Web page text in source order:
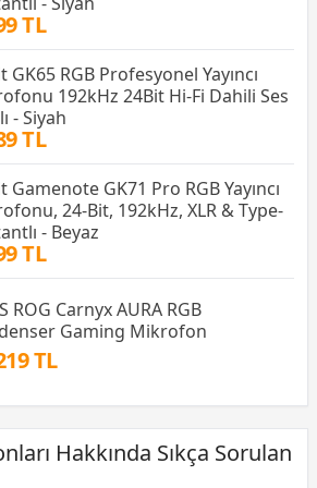
TL
GK65 RGB Profesyonel Yayıncı
192kHz 24Bit Hi-Fi Dahili Ses
- Siyah
TL
Gamenote GK71 Pro RGB Yayıncı
24-Bit, 192kHz, XLR & Type-
- Beyaz
TL
ROG Carnyx AURA RGB
Gaming Mikrofon
TL
Hakkında Sıkça Sorulan